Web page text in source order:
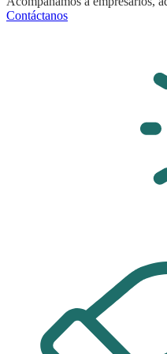
Contáctanos